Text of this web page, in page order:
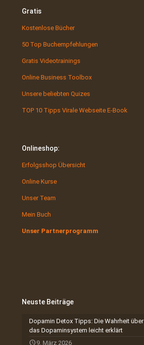
Gratis
Kostenlose Bücher
50 Top Buchempfehlungen
Gratis Videotrainings
Online Business Toolbox
Unsere beliebten Quizes
TOP 10 Tipps Virale Webseite E-Book
Onlineshop:
Erfolgsshop Übersicht
Online Kurse
Unser Team
Mein Buch
Unser Partnerprogramm
Neuste Beiträge
Dopamin Detox Tipps: Die Wahrheit über
das Dopaminsystem leicht erklärt
9. März 2026